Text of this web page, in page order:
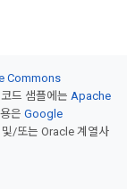
Commons
드 샘플에는 Apache
은 Google
/또는 Oracle 계열사